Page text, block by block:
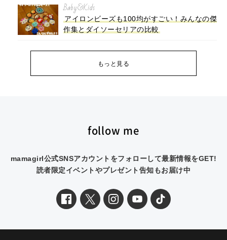
Baby&Kids
アイロンビーズも100均がすごい！みんなの傑
作集とダイソーセリアの比較
もっと見る
follow me
mamagirl公式SNSアカウントをフォローして最新情報をGET!
読者限定イベントやプレゼント告知もお届け中